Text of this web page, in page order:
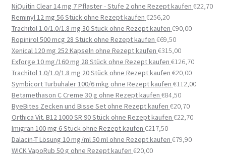
NiQuitin Clear 14 mg 7 Pflaster - Stufe 2 ohne Rezept kaufen €22,70
Reminyl 12 mg 56 Stück ohne Rezept kaufen €256,20
Trachitol 1.0/1.0/1.8 mg 30 Stück ohne Rezept kaufen €90,00
Ropinirol 500 mcg 28 Stück ohne Rezept kaufen €69,50
Xenical 120 mg 252 Kapseln ohne Rezept kaufen €315,00
Exforge 10 mg/160 mg 28 Stück ohne Rezept kaufen €126,70
Trachitol 1.0/1.0/1.8 mg 20 Stück ohne Rezept kaufen €20,00
Symbicort Turbuhaler 100/6 mkg ohne Rezept kaufen €112,00
Betamethason C Creme 30 g ohne Rezept kaufen €84,50
ByeBites Zecken und Bisse Set ohne Rezept kaufen €20,70
Orthica Vit. B12 1000 SR 90 Stück ohne Rezept kaufen €22,70
Imigran 100 mg 6 Stück ohne Rezept kaufen €217,50
Dalacin-T Lösung 10 mg/ml 50 ml ohne Rezept kaufen €79,90
WICK VapoRub 50 g ohne Rezept kaufen €20,00